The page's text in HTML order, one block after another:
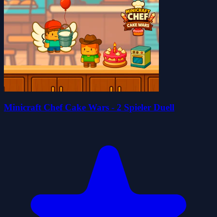
Minicraft Chef Cake Wars - 2 Spieler Duell